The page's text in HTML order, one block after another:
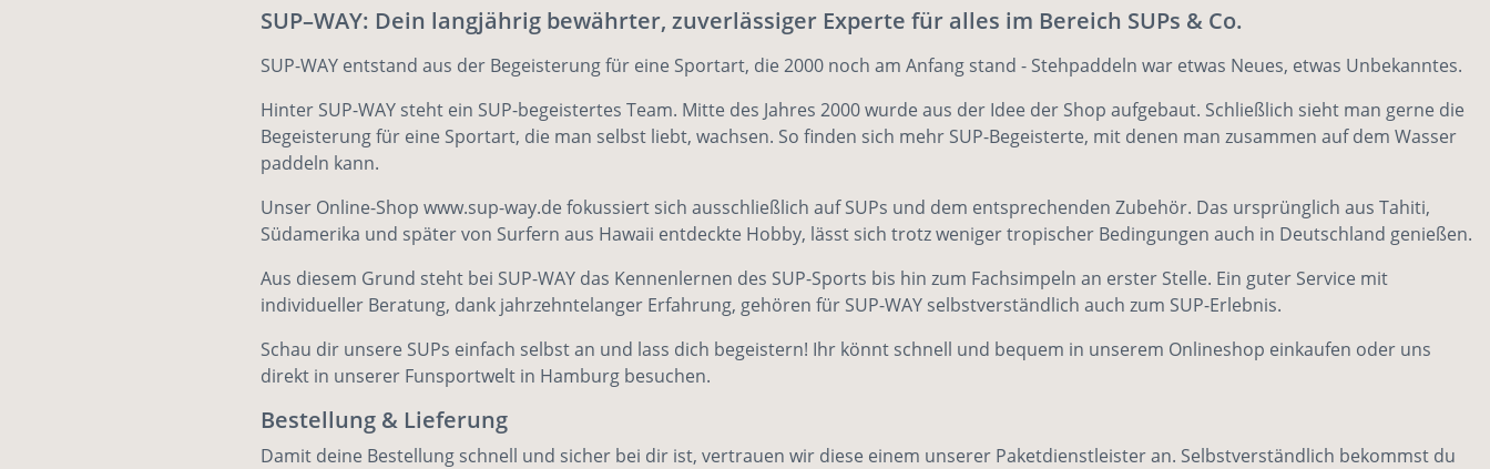
SUP–WAY: Dein langjährig bewährter, zuverlässiger Experte für alles im Bereich SUPs & Co.
SUP-WAY entstand aus der Begeisterung für eine Sportart, die 2000 noch am Anfang stand - Stehpaddeln war etwas Neues, etwas Unbekanntes.
Hinter SUP-WAY steht ein SUP-begeistertes Team. Mitte des Jahres 2000 wurde aus der Idee der Shop aufgebaut. Schließlich sieht man gerne die
Begeisterung für eine Sportart, die man selbst liebt, wachsen. So finden sich mehr SUP-Begeisterte, mit denen man zusammen auf dem Wasser
paddeln kann.
Unser Online-Shop www.sup-way.de fokussiert sich ausschließlich auf SUPs und dem entsprechenden Zubehör. Das ursprünglich aus Tahiti,
Südamerika und später von Surfern aus Hawaii entdeckte Hobby, lässt sich trotz weniger tropischer Bedingungen auch in Deutschland genießen.
Aus diesem Grund steht bei SUP-WAY das Kennenlernen des SUP-Sports bis hin zum Fachsimpeln an erster Stelle. Ein guter Service mit
individueller Beratung, dank jahrzehntelanger Erfahrung, gehören für SUP-WAY selbstverständlich auch zum SUP-Erlebnis.
Schau dir unsere SUPs einfach selbst an und lass dich begeistern! Ihr könnt schnell und bequem in unserem Onlineshop einkaufen oder uns
direkt in unserer Funsportweltin Hamburg besuchen.
Bestellung & Lieferung
Damit deine Bestellung schnell und sicher bei dir ist, vertrauen wir diese einem unserer Paketdienstleister an. Selbstverständlich bekommst du